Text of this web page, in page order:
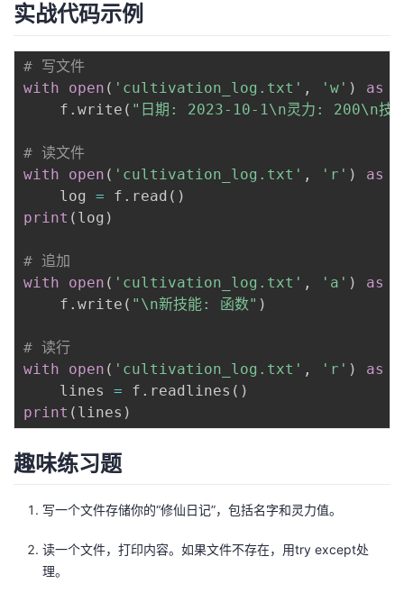
注
验
收
藏
议
实战代码示例
# 写文件
with
open ( 'cultivation_log.txt' , 'w' ) as
    f
. write ( "日期: 2023-10-1\n灵力: 200\n
# 读文件
with
open ( 'cultivation_log.txt' , 'r' ) as
    log
= f . read ( )
print ( log )
# 追加
with
open ( 'cultivation_log.txt' , 'a' ) as
    f
. write ( "\n新技能: 函数" )
# 读行
with
open ( 'cultivation_log.txt' , 'r' ) as
    lines
= f . readlines ( )
print ( lines )
趣味练习题
写一个文件存储你的“修仙日记”，包括名字和灵力值。
读一个文件，打印内容。如果文件不存在，用try except处
理。